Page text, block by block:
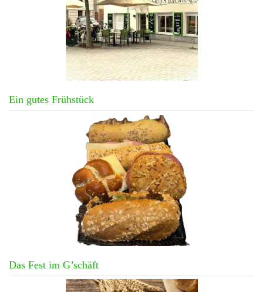
Ein gutes Frühstück
Das Fest im G’schäft